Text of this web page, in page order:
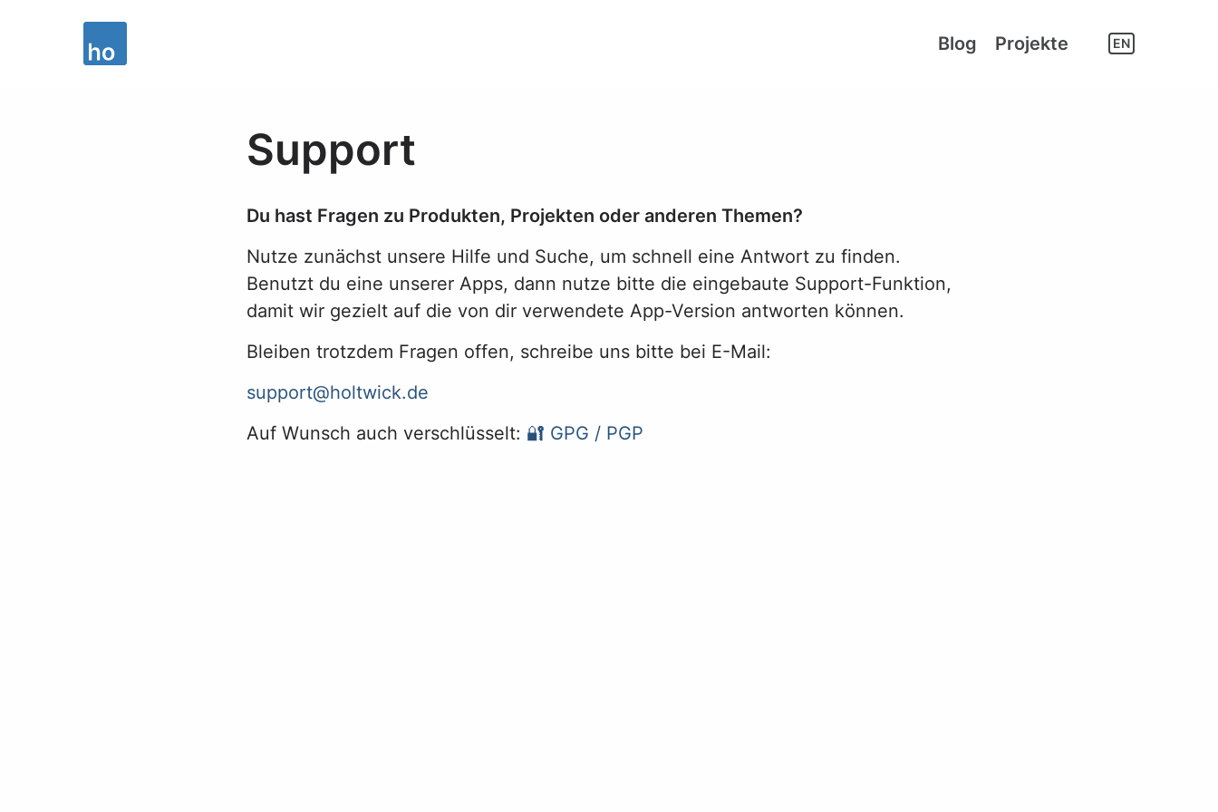
Blog Projekte EN
Support
Du hast Fragen zu Produkten, Projekten oder anderen Themen?
Nutze zunächst unsere Hilfe und Suche, um schnell eine Antwort zu finden.
Benutzt du eine unserer Apps, dann nutze bitte die eingebaute Support-Funktion,
damit wir gezielt auf die von dir verwendete App-Version antworten können.
Bleiben trotzdem Fragen offen, schreibe uns bitte bei E-Mail:
support@holtwick.de
Auf Wunsch auch verschlüsselt: 🔐 GPG / PGP